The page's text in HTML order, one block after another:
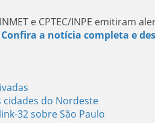
e CPTEC/INPE emitiram
Confira a notícia completa e
do Nordeste
32 sobre São Paulo